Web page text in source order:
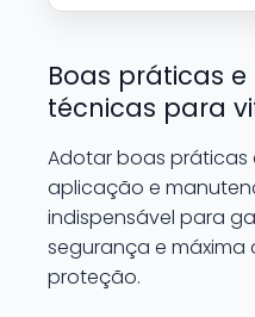
Boas práticas
técnicas para
Adotar boas
aplicação e
indispensável para
segurança e máxima
proteção.